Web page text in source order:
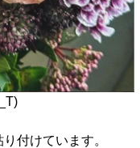
付けています。